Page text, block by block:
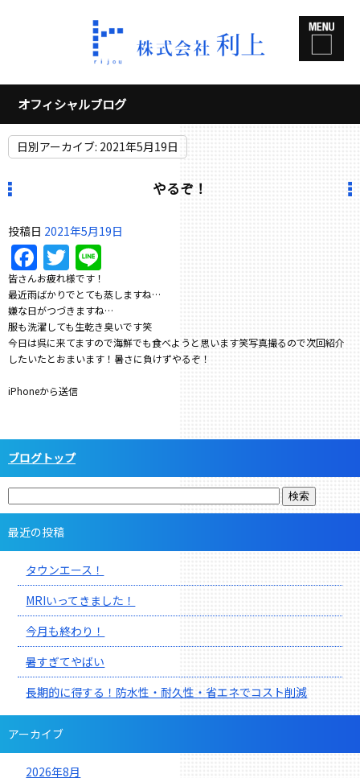
オフィシャルブログ
日別アーカイブ: 2021年5月19日
やるぞ！
投稿日 2021年5月19日
Facebook
Twitter
皆さんお疲れ様です！
最近雨ばかりでとても蒸しますね…
嫌な日がつづきますね…
服も洗濯しても生乾き臭いです笑
今日は呉に来てますので海鮮でも食べようと思います笑写真撮るので次回紹介
したいたとおまいます！暑さに負けずやるぞ！
iPhoneから送信
ブログトップ
最近の投稿
タウンエース！
MRIいってきました！
今月も終わり！
暑すぎてやばい
長期的に得する！防水性・耐久性・省エネでコスト削減
アーカイブ
2026年8月